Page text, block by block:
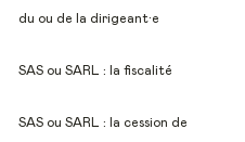
du ou de la dirigeant·e
SAS ou SARL : la fiscalité
SAS ou SARL : la cession de